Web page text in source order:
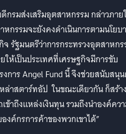
รมส่งเสริมอุตสาหกรรม กล่าวภาย
หกรรมจะยังคงดำเนินการตามนโยบ
จ รัฐมนตรีว่าการกระทรวงอุตสาหก
ให้เป็นประเทศที่เศรษฐกิจมีการขับ
การ Angel Fund นี้ จึงช่วยสนับสนุ
าสตาร์ทอัป ในขณะเดียวกัน ก็สร้า
ข้าถึงแหล่งเงินทุน รวมถึงนำองค์คว
งค์กรการค้าของพวกเขาได้”